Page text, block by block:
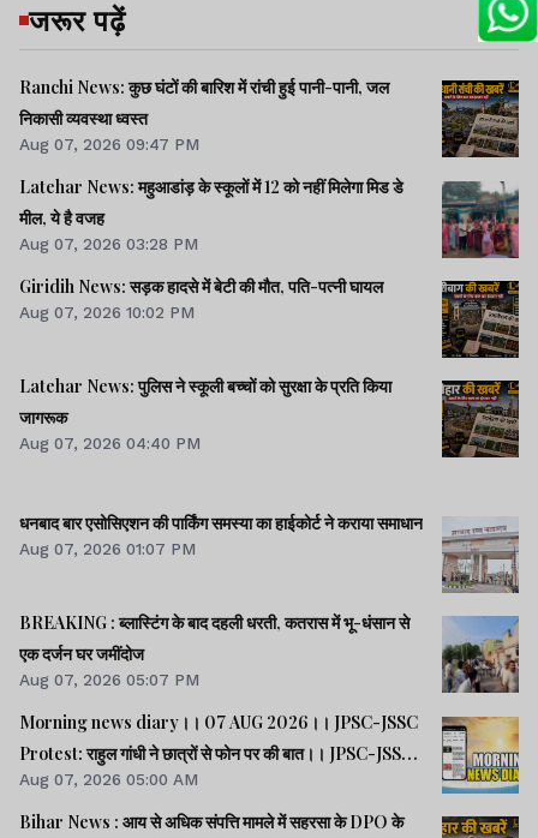
जरूर पढ़ें
Ranchi News: कुछ घंटों की बारिश में रांची हुई पानी-पानी, जल
निकासी व्यवस्था ध्वस्त
Aug 07, 2026 09:47 PM
Latehar News: महुआडांड़ के स्कूलों में 12 को नहीं मिलेगा मिड डे
मील, ये है वजह
Aug 07, 2026 03:28 PM
Giridih News: सड़क हादसे में बेटी की मौत, पति-पत्नी घायल
Aug 07, 2026 10:02 PM
Latehar News: पुलिस ने स्कूली बच्चों को सुरक्षा के प्रति किया
जागरूक
Aug 07, 2026 04:40 PM
धनबाद बार एसोसिएशन की पार्किंग समस्या का हाईकोर्ट ने कराया समाधान
Aug 07, 2026 01:07 PM
BREAKING : ब्लास्टिंग के बाद दहली धरती, कतरास में भू-धंसान से
एक दर्जन घर जमींदोज
Aug 07, 2026 05:07 PM
Morning news diary।। 07 AUG 2026।। JPSC-JSSC
Protest: राहुल गांधी ने छात्रों से फोन पर की बात।। JPSC-JSSC
आंदोलन: छात्र प्रतिनिधि अपनी मांगों पर अड़े।। ACB ने नेक्सजेन के
CEO से पूछा- विनय चौबे को कितने पैसे दिए।। समेत कई खबरें व
Aug 07, 2026 05:00 AM
Bihar News : आय से अधिक संपत्ति मामले में सहरसा के DPO के